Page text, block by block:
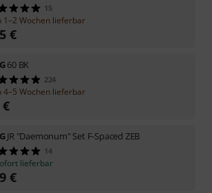
15
1–2 Wochen lieferbar
€
60 BK
224
4–5 Wochen lieferbar
€
JR "Daemonum" Set F-Spaced ZEB
14
lieferbar
€